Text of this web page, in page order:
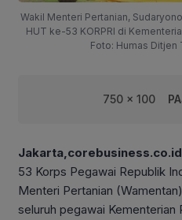
Wakil Menteri Pertanian,
HUT ke-53 KORPRI di
Foto: Humas Ditjen
750 x 100
Jakarta,corebusiness.co.id
53 Korps Pegawai Republik
Menteri Pertanian
seluruh pegawai Kementerian